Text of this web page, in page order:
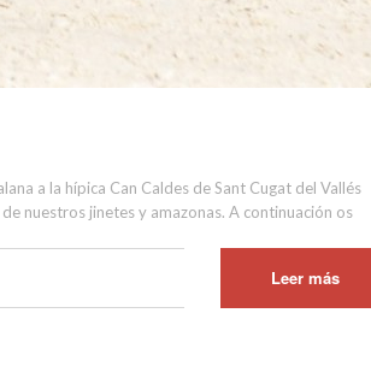
a la hípica Can Caldes de Sant Cugat del Vallés
nuestros jinetes y amazonas. A continuación os
Leer más